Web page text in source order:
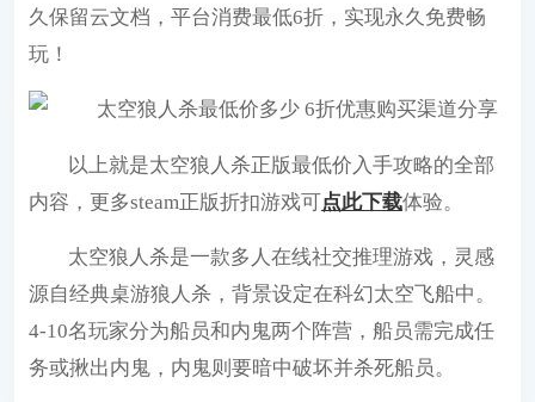
久保留云文档，平台消费最低6折，实现永久免费畅
玩！
以上就是太空狼人杀正版最低价入手攻略的全部
内容，更多steam正版折扣游戏可点此下载体验。
太空狼人杀是一款多人在线社交推理游戏，灵感
源自经典桌游狼人杀，背景设定在科幻太空飞船中。
4-10名玩家分为船员和内鬼两个阵营，船员需完成任
务或揪出内鬼，内鬼则要暗中破坏并杀死船员。